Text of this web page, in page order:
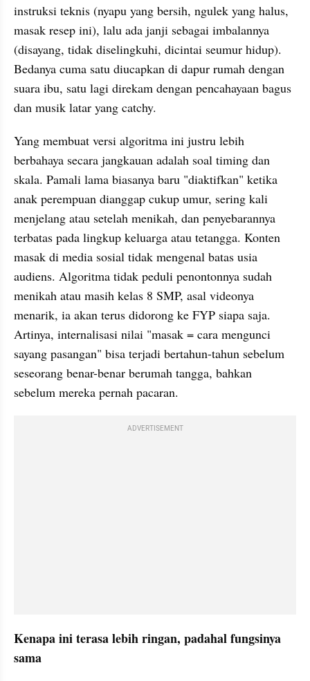
instruksi teknis (nyapu yang bersih, ngulek yang halus,
masak resep ini), lalu ada janji sebagai imbalannya
(disayang, tidak diselingkuhi, dicintai seumur hidup).
Bedanya cuma satu diucapkan di dapur rumah dengan
suara ibu, satu lagi direkam dengan pencahayaan bagus
dan musik latar yang catchy.
Yang membuat versi algoritma ini justru lebih
berbahaya secara jangkauan adalah soal timing dan
skala. Pamali lama biasanya baru "diaktifkan" ketika
anak perempuan dianggap cukup umur, sering kali
menjelang atau setelah menikah, dan penyebarannya
terbatas pada lingkup keluarga atau tetangga. Konten
masak di media sosial tidak mengenal batas usia
audiens. Algoritma tidak peduli penontonnya sudah
menikah atau masih kelas 8 SMP, asal videonya
menarik, ia akan terus didorong ke FYP siapa saja.
Artinya, internalisasi nilai "masak = cara mengunci
sayang pasangan" bisa terjadi bertahun-tahun sebelum
seseorang benar-benar berumah tangga, bahkan
sebelum mereka pernah pacaran.
ADVERTISEMENT
Kenapa ini terasa lebih ringan, padahal fungsinya
sama